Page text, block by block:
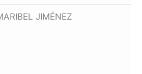
JIMÉNEZ